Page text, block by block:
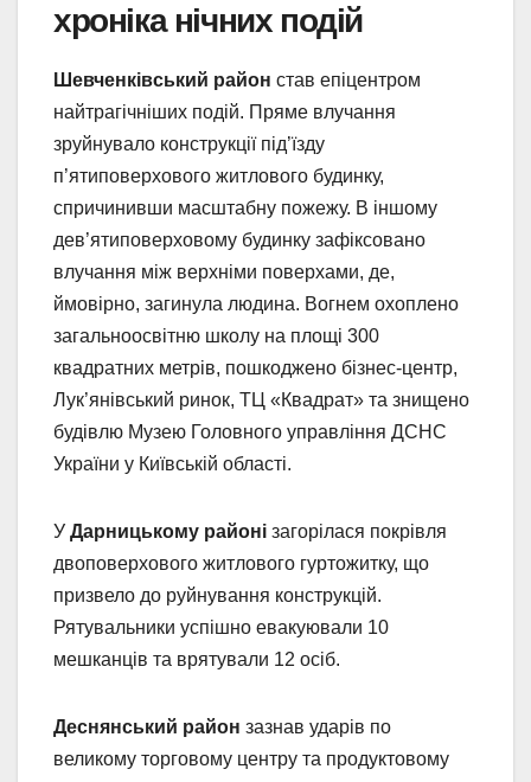
хроніка нічних подій
Шевченківський район став епіцентром
найтрагічніших подій. Пряме влучання
зруйнувало конструкції під’їзду
п’ятиповерхового житлового будинку,
спричинивши масштабну пожежу. В іншому
дев’ятиповерховому будинку зафіксовано
влучання між верхніми поверхами, де,
ймовірно, загинула людина. Вогнем охоплено
загальноосвітню школу на площі 300
квадратних метрів, пошкоджено бізнес-центр,
Лук’янівський ринок, ТЦ «Квадрат» та знищено
будівлю Музею Головного управління ДСНС
України у Київській області.
У Дарницькому районі загорілася покрівля
двоповерхового житлового гуртожитку, що
призвело до руйнування конструкцій.
Рятувальники успішно евакуювали 10
мешканців та врятували 12 осіб.
Деснянський район зазнав ударів по
великому торговому центру та продуктовому